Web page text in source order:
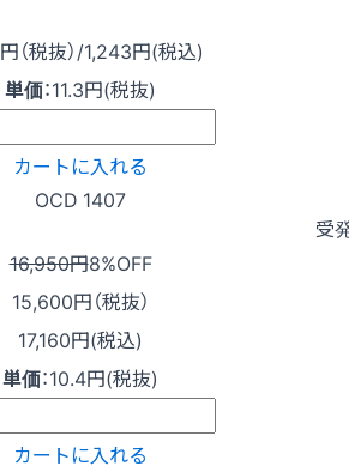
円（税抜）/1,243円(税込)
単価：11.3円(税抜)
カートに入れる
OCD 1407
受
16,950円8%OFF
15,600円（税抜）
17,160円(税込)
単価：10.4円(税抜)
カートに入れる